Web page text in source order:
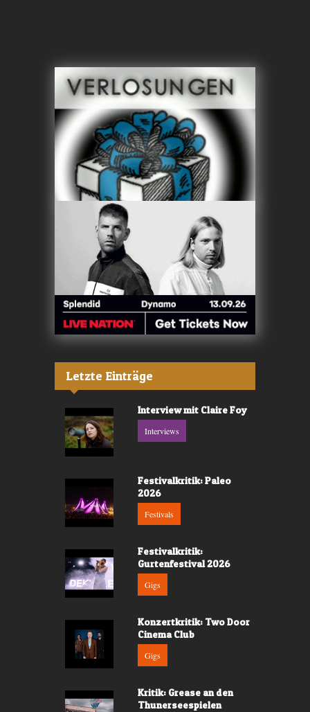
Letzte Einträge
Interview mit Claire Foy
Interviews
Festivalkritik: Paleo
2026
Festivals
Festivalkritik:
Gurtenfestival 2026
Gigs
Konzertkritik: Two Door
Cinema Club
Gigs
Kritik: Grease an den
Thunerseespielen